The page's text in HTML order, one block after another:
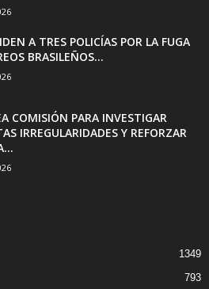
A TRES POLICÍAS POR LA FUGA
BRASILEÑOS...
COMISIÓN PARA INVESTIGAR
IRREGULARIDADES Y REFORZAR
1349
793